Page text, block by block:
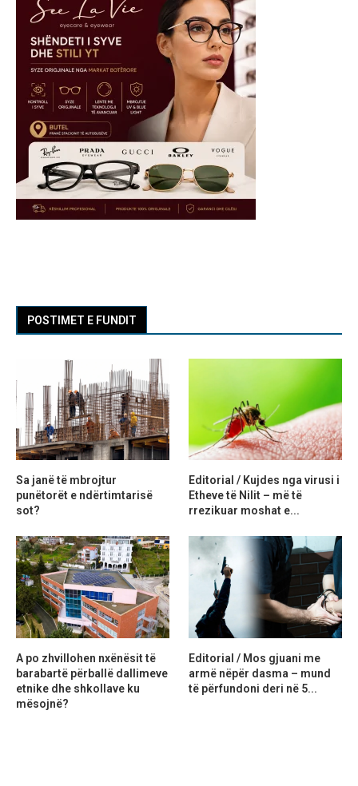
POSTIMET E FUNDIT
Sa janë të mbrojtur
punëtorët e ndërtimtarisë
sot?
Editorial / Kujdes nga virusi i
Etheve të Nilit – më të
rrezikuar moshat e...
A po zhvillohen nxënësit të
barabartë përballë dallimeve
etnike dhe shkollave ku
mësojnë?
Editorial / Mos gjuani me
armë nëpër dasma – mund
të përfundoni deri në 5...